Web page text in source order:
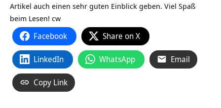
Artikel auch einen sehr guten Einblick geben. Viel Spaß
beim Lesen! cw
Facebook Share on X
LinkedIn WhatsApp Email
Copy Link